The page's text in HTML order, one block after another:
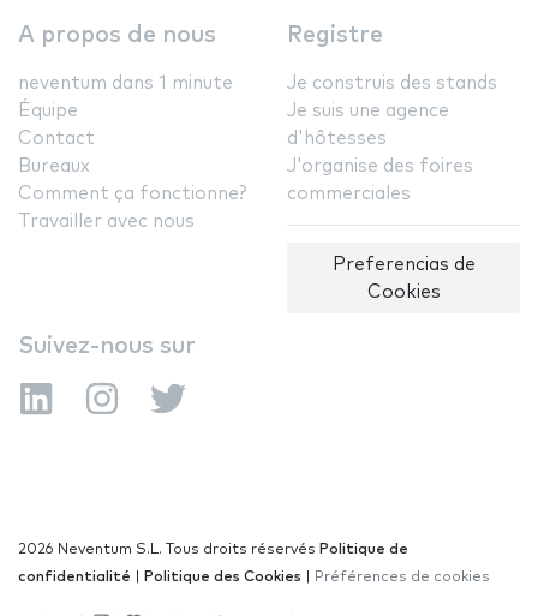
A propos de nous
neventum dans 1 minute
Équipe
Contact
Bureaux
Comment ça fonctionne?
Travailler avec nous
Registre
Je construis des stands
Je suis une agence
d'hôtesses
J'organise des foires
commerciales
Preferencias de
Cookies
Suivez-nous sur
2026 Neventum S.L. Tous droits réservés Politique de
confidentialité
Politique des Cookies Préférences de cookies